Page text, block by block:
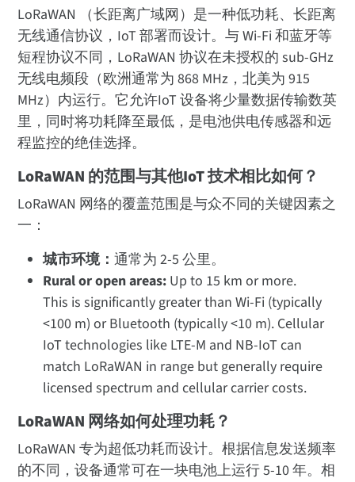
LoRaWAN （长距离广域网）是一种低功耗、长距离
无线通信协议，IoT 部署而设计。与 Wi-Fi 和蓝牙等
短程协议不同，LoRaWAN 协议在未授权的 sub-GHz
无线电频段（欧洲通常为 868 MHz，北美为 915
MHz）内运行。它允许IoT 设备将少量数据传输数英
里，同时将功耗降至最低，是电池供电传感器和远
程监控的绝佳选择。
LoRaWAN 的范围与其他IoT 技术相比如何？
LoRaWAN 网络的覆盖范围是与众不同的关键因素之
一：
城市环境：通常为 2-5 公里。
Rural or open areas: Up to 15 km or more.
This is significantly greater than Wi-Fi (typically
<100 m) or Bluetooth (typically <10 m). Cellular
IoT technologies like LTE-M and NB-IoT can
match LoRaWAN in range but generally require
licensed spectrum and cellular carrier costs.
LoRaWAN 网络如何处理功耗？
LoRaWAN 专为超低功耗而设计。根据信息发送频率
的不同，设备通常可在一块电池上运行 5-10 年。相